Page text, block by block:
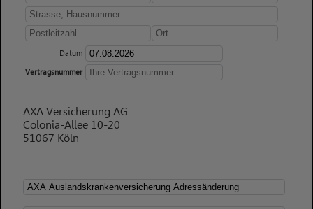
Datum
Vertragsnummer
AXA Versicherung AG
Colonia-Allee 10-20
51067 Köln